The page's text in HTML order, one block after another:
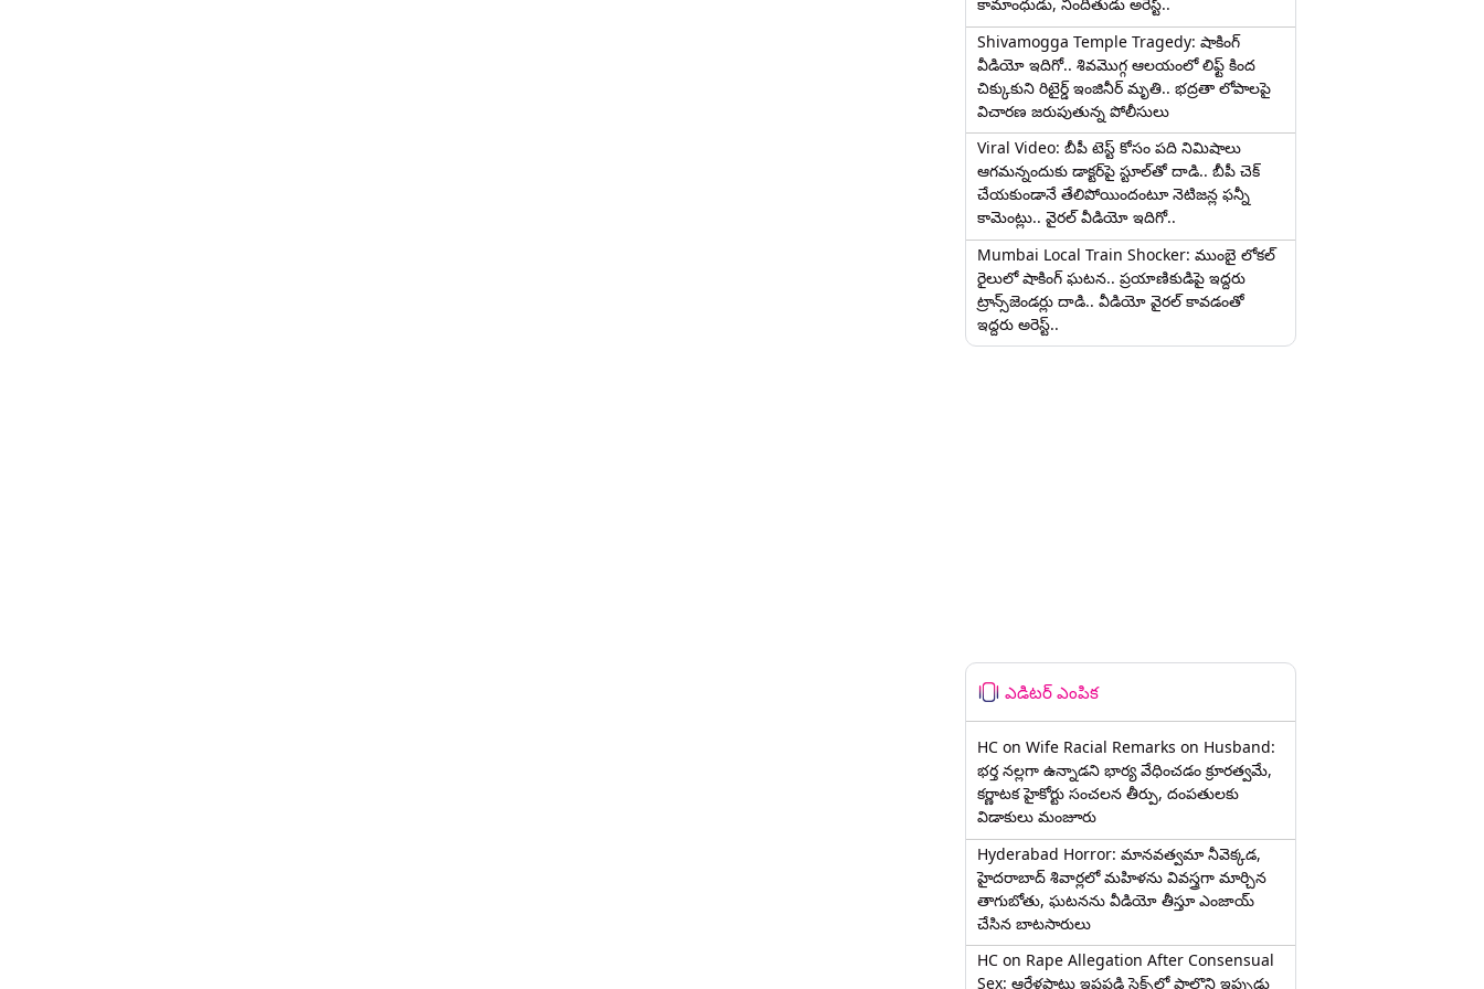
Shivamogga Temple Tragedy: షాకింగ్
వీడియో ఇదిగో.. శివమొగ్గ ఆలయంలో లిఫ్ట్ కింద
చిక్కుకుని రిటైర్డ్ ఇంజినీర్ మృతి.. భద్రతా లోపాలపై
విచారణ జరుపుతున్న పోలీసులు
Viral Video: బీపీ టెస్ట్‌ కోసం పది నిమిషాలు
ఆగమన్నందుకు డాక్టర్‌పై స్టూల్‌తో దాడి.. బీపీ చెక్
చేయకుండానే తేలిపోయిందంటూ నెటిజన్ల ఫన్నీ
కామెంట్లు.. వైరల్ వీడియో ఇదిగో..
Mumbai Local Train Shocker: ముంబై లోకల్
రైలులో షాకింగ్ ఘటన.. ప్రయాణికుడిపై ఇద్దరు
ట్రాన్స్‌జెండర్లు దాడి.. వీడియో వైరల్ కావడంతో
ఇద్దరు అరెస్ట్..
ఎడిటర్ ఎంపిక
HC on Wife Racial Remarks on Husband:
భర్త న‌ల్ల‌గా ఉన్నాడ‌ని భార్య వేధించ‌డం క్రూర‌త్వ‌మే,
కర్ణాటక హైకోర్టు సంచలన తీర్పు, దంపతులకు
విడాకులు మంజూరు
Hyderabad Horror: మానవత్వమా నీవెక్కడ,
హైదరాబాద్ శివార్లలో మహిళను వివస్త్రగా మార్చిన
తాగుబోతు, ఘటనను వీడియో తీస్తూ ఎంజాయ్
చేసిన బాటసారులు
HC on Rape Allegation After Consensual
Sex: ఆరేళ్లపాటు ఇష్టపడి సెక్స్‌లో పాల్గొని ఇప్పుడు